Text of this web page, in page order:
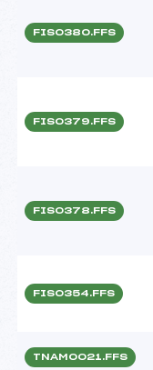
FIS0380.FFS
FIS0379.FFS
FIS0378.FFS
FIS0354.FFS
TNAM0021.FFS